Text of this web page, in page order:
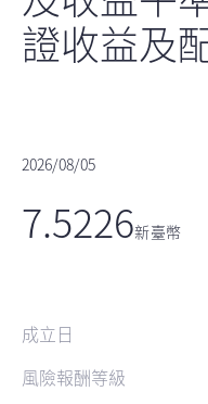
證收益及
2026/08/05
7.5226新臺幣
成立日
風險報酬等級